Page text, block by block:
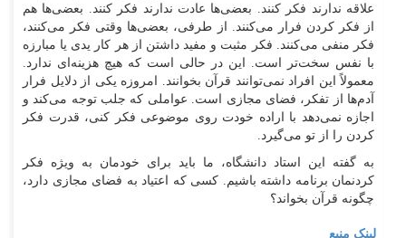
علاقه ندارند فکر کنند. بعضی‌ها عادت ندارند فکر کنند. بعضی‌ها هم
از فکر کردن فرار می‌کنند. از طرفی، بعضی‌ها وقتی فکر می‌کنند،
فکر منفی می‌کنند. فکر مثبت و مفید داشتن از هر کار یدی یا مبارزه
با نفس سخت‌تر است. این در حالی است که هیچ هزینه‌ای ندارد.
معمولاً این افراد نمی‌توانند قرآن بخوانند. امروزه یکی از دلایل فرار
آدم‌ها از تفکر، فضای مجازی است. عواملی که جلب توجه می‌کند و
اجازه نمی‌دهد با اراده خودت روی موضوعی فکر کنی، قدرت فکر
کردن را از تو می‌گیرد.
به گفته این استاد دانشگاه، ما باید برای خودمان به ویژه فکر
کردنمان برنامه داشته باشیم. کسی که اعتیاد به فضای مجازی دارد،
چگونه قرآن بخواند؟
لینک منبع